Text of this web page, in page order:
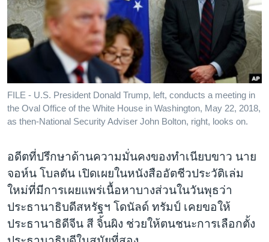
การ
ค้นหา
ไลฟ์สไตล์
ตรวจสอบข่าว
เรียนรู้ภาษาอังกฤษ
ติดตามเรา
เลือกภาษา
FILE - U.S. President Donald Trump, left, conducts a meeting in
the Oval Office of the White House in Washington, May 22, 2018,
as then-National Security Adviser John Bolton, right, looks on.
อดีตที่ปรึกษาด้านความมั่นคงของทำเนียบขาว นาย
จอห์น โบลตัน เปิดเผยในหนังสืออัตชีวประวัติเล่ม
ใหม่ที่มีการเผยแพร่เนื้อหาบางส่วนในวันพุธว่า
ประธานาธิบดีสหรัฐฯ โดนัลด์ ทรัมป์ เคยขอให้
ประธานาธิดีจีน สี จิ้นผิง ช่วยให้ตนชนะการเลือกตั้ง